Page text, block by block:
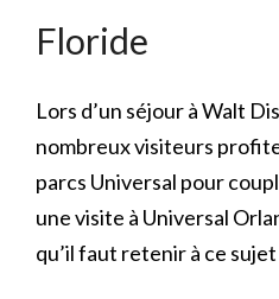
Floride
Lors d’un séjour à Walt
nombreux visiteurs
parcs Universal pour
une visite à Universal
qu’il faut retenir à ce sujet